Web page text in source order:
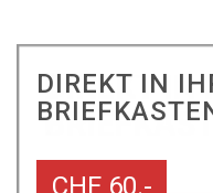
DIREKT IN
CHF 60.-